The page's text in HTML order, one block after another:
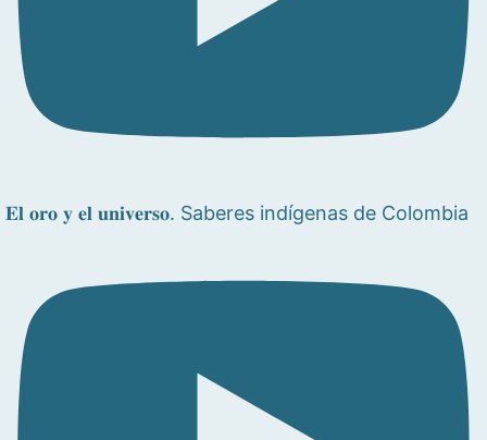
𝐄𝐥 𝐨𝐫𝐨 𝐲 𝐞𝐥 𝐮𝐧𝐢𝐯𝐞𝐫𝐬𝐨. Saberes indígenas de Colombia